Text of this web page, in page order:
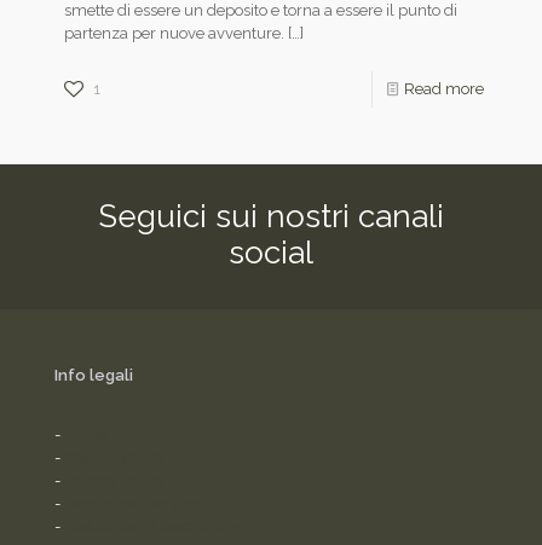
smette di essere un deposito e torna a essere il punto di
partenza per nuove avventure. […]
1 Read more
Seguici sui nostri canali
social
Info legali
-
-
-
-
-